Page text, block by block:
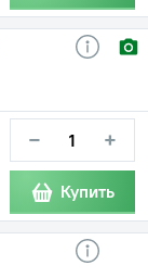
− +
Купить